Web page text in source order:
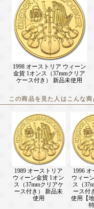
1998 オーストリア ウィーン
金貨 1オンス（37mmクリア
ケース付き） 新品未使用
この商品を見た人はこんな
1989 オーストリア
ウィーン金貨 1オン
ス（37mmクリアケ
ース付き） 新品未
使用
1996
ウィー
ス（
ース付
使用【